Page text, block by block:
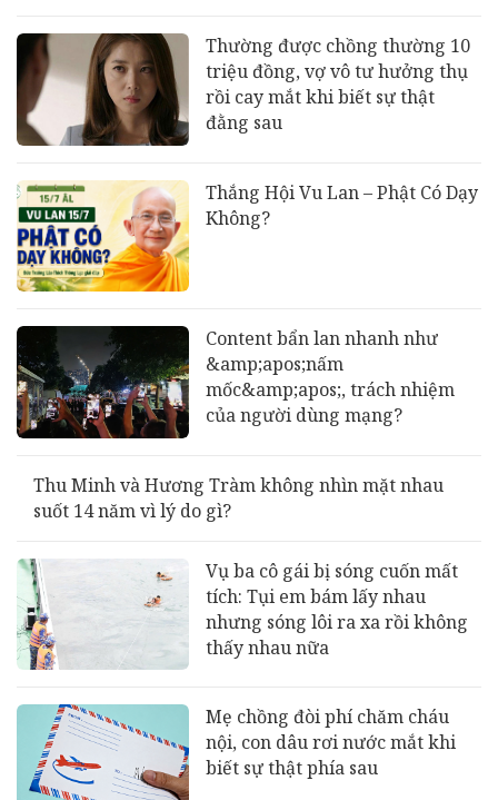
Thường được chồng thường 10
triệu đồng, vợ vô tư hưởng thụ
rồi cay mắt khi biết sự thật
đằng sau
Thắng Hội Vu Lan – Phật Có Dạy
Không?
Content bẩn lan nhanh như
&amp;apos;nấm
mốc&amp;apos;, trách nhiệm
của người dùng mạng?
Thu Minh và Hương Tràm không nhìn mặt nhau
suốt 14 năm vì lý do gì?
Vụ ba cô gái bị sóng cuốn mất
tích: Tụi em bám lấy nhau
nhưng sóng lôi ra xa rồi không
thấy nhau nữa
Mẹ chồng đòi phí chăm cháu
nội, con dâu rơi nước mắt khi
biết sự thật phía sau